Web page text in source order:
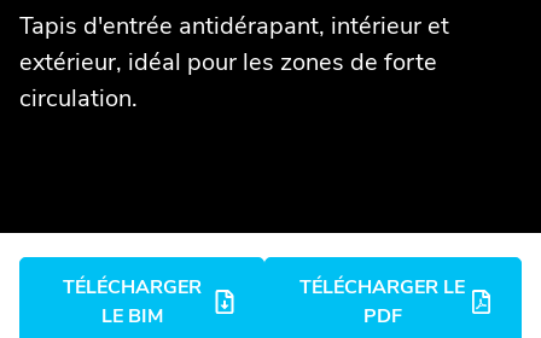
Tapis d'entrée antidérapant, intérieur et
extérieur, idéal pour les zones de forte
circulation.
TÉLÉCHARGER
LE BIM
TÉLÉCHARGER LE
PDF